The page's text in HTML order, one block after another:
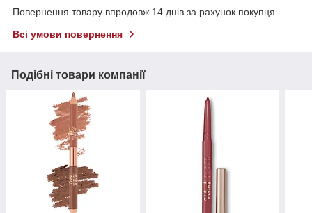
Повернення товару впродовж 14 днів за рахунок покупця
Всі умови повернення
Подібні товари компанії